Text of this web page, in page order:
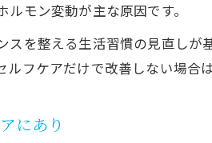
ルモン変動が主な原因です。
を整える生活習慣の見直し
フケアだけで改善しない場合
にあり